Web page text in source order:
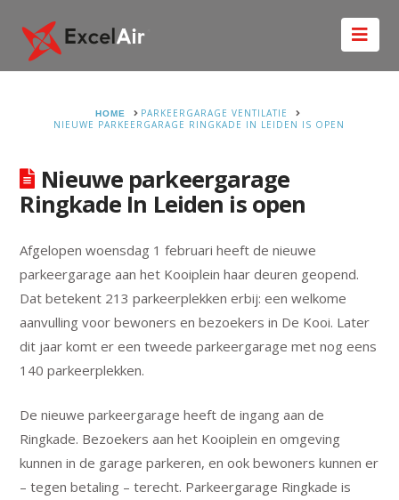
HOME
PARKEERGARAGE VENTILATIE
NIEUWE PARKEERGARAGE RINGKADE IN LEIDEN IS OPEN
Nieuwe parkeergarage
Ringkade In Leiden is open
Afgelopen woensdag 1 februari heeft de nieuwe
parkeergarage aan het Kooiplein haar deuren geopend.
Dat betekent 213 parkeerplekken erbij: een welkome
aanvulling voor bewoners en bezoekers in De Kooi. Later
dit jaar komt er een tweede parkeergarage met nog eens
140 parkeerplekken.
De nieuwe parkeergarage heeft de ingang aan de
Ringkade. Bezoekers aan het Kooiplein en omgeving
kunnen in de garage parkeren, en ook bewoners kunnen er
– tegen betaling – terecht. Parkeergarage Ringkade is